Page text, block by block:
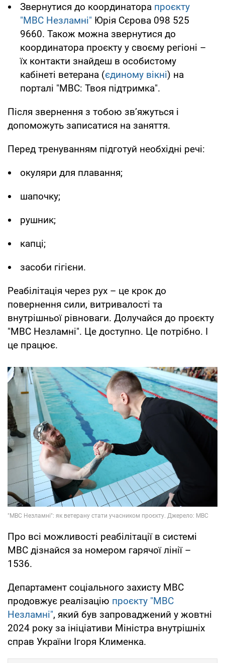
Звернутися до координатора проєкту
"МВС Незламні" Юрія Сєрова 098 525
9660. Також можна звернутися до
координатора проєкту у своєму регіоні –
їх контакти знайдеш в особистому
кабінеті ветерана (єдиному вікні) на
порталі "МВС: Твоя підтримка".
Після звернення з тобою зв’яжуться і
допоможуть записатися на заняття.
Перед тренуванням підготуй необхідні речі:
окуляри для плавання;
шапочку;
рушник;
капці;
засоби гігієни.
Реабілітація через рух – це крок до
повернення сили, витривалості та
внутрішньої рівноваги. Долучайся до проєкту
"МВС Незламні". Це доступно. Це потрібно. І
це працює.
Про всі можливості реабілітації в системі
МВС дізнайся за номером гарячої лінії –
1536.
Департамент соціального захисту МВС
продовжує реалізацію проєкту "МВС
Незламні", який був запроваджений у жовтні
2024 року за ініціативи Міністра внутрішніх
справ України Ігоря Клименка.